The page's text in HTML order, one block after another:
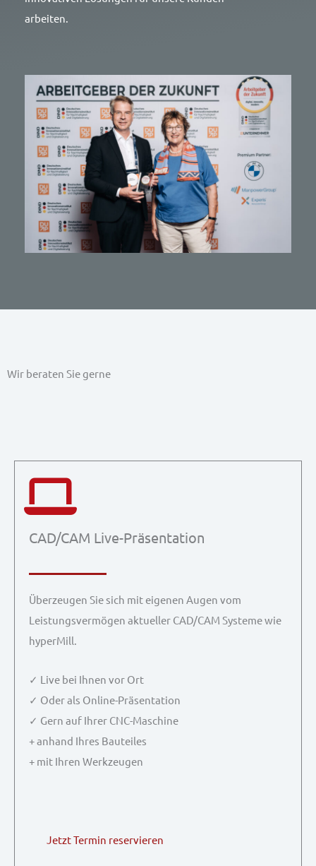
arbeiten.
Wir beraten Sie gerne
CAD/CAM Live-Präsentation
Überzeugen Sie sich mit eigenen Augen vom
Leistungsvermögen aktueller CAD/CAM Systeme wie
hyperMill.
✓ Live bei Ihnen vor Ort
✓ Oder als Online-Präsentation
✓ Gern auf Ihrer CNC-Maschine
+ anhand Ihres Bauteiles
+ mit Ihren Werkzeugen
Jetzt Termin reservieren